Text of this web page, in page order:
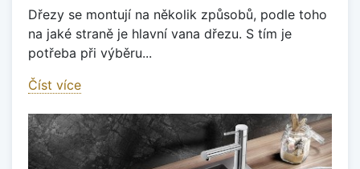
Dřezy se montují na několik způsobů, podle toho
na jaké straně je hlavní vana dřezu. S tím je
potřeba při výběru...
Číst více